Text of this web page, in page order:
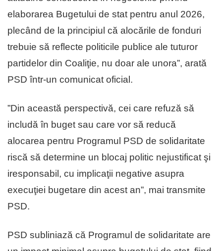
elaborarea Bugetului de stat pentru anul 2026,
plecând de la principiul că alocările de fonduri
trebuie să reflecte politicile publice ale tuturor
partidelor din Coaliţie, nu doar ale unora”, arată
PSD într-un comunicat oficial.
”Din această perspectivă, cei care refuză să
includă în buget sau care vor să reducă
alocarea pentru Programul PSD de solidaritate
riscă să determine un blocaj politic nejustificat şi
iresponsabil, cu implicaţii negative asupra
execuţiei bugetare din acest an”, mai transmite
PSD.
PSD subliniază că Programul de solidaritate are